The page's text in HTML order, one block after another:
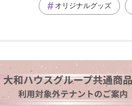
オリジナルグッズ